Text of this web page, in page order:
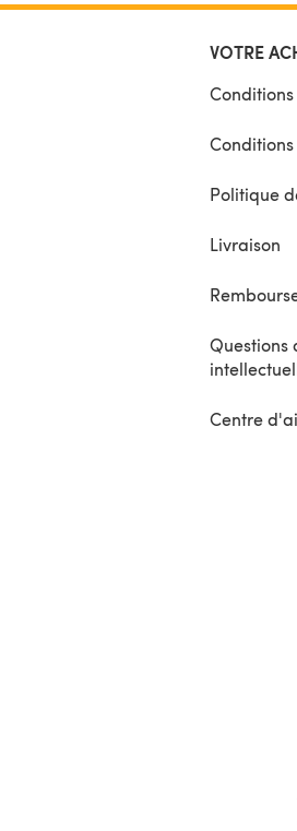
Vie
VOTRE
Politique
Livraison
Questions
Centre